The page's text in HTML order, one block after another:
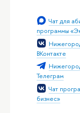
Чат для
программы
ВКонтакте
Телеграм
Чат
бизнес»